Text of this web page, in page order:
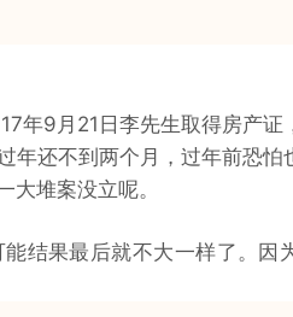
年9月21日李先生取得房产证
年还不到两个月，过年前恐怕
大堆案没立呢。
结果最后就不大一样了。因